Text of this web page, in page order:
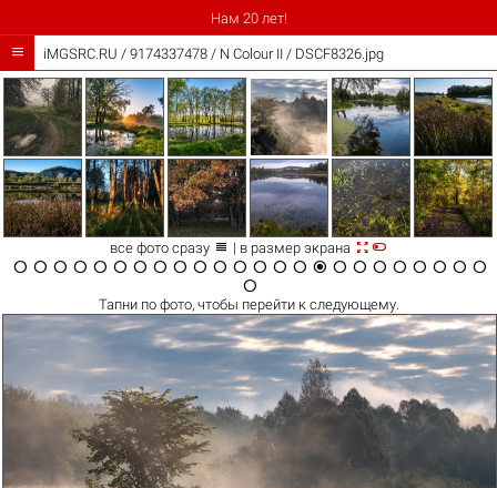
Нам 20 лет!
 iMGSRC.RU / 9174337478/ N Colour II / DSCF8326.jpg
все фото сразу  | в размер экрана 
                       

Тапни по фото, чтобы перейти к следующему.